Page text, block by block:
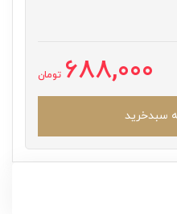
688,000 تومان